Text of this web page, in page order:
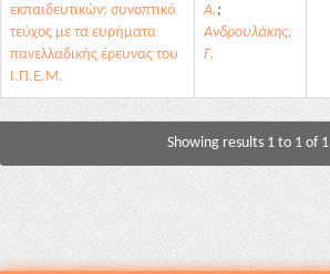
εκπαιδευτικών: συνοπτικό
τεύχος με τα ευρήματα
πανελλαδικής έρευνας του
Ι.Π.Ε.Μ.
Α.;
Ανδρουλάκης,
Γ.
Showing results 1 to 1 of 1